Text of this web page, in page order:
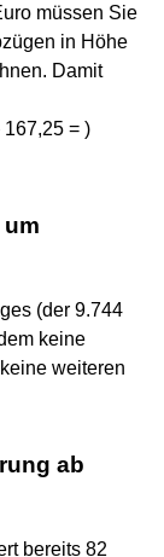
müssen Sie
in Höhe
Damit
= )
(der 9.744
keine
weiteren
ab
bereits 82